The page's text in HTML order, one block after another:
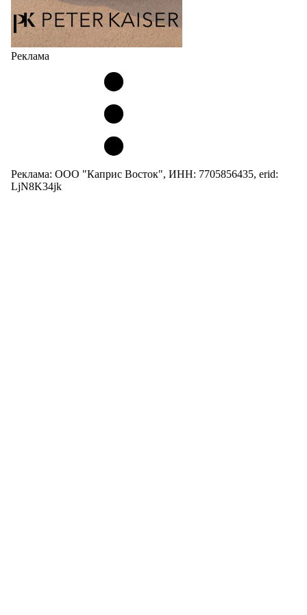
Реклама
Реклама: ООО "Каприс Восток", ИНН: 7705856435, erid:
LjN8K34jk